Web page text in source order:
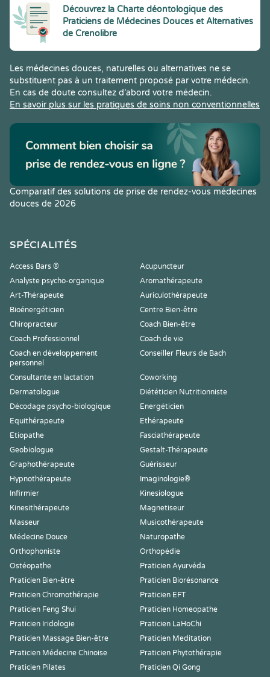
Découvrez la Charte déontologique des
Praticiens de Médecines Douces et Alternatives
de Crenolibre
Les médecines douces, naturelles ou alternatives ne se
substituent pas à un traitement proposé par votre médecin.
En cas de doute consultez d’abord votre médecin.
En savoir plus sur les pratiques de soins non conventionnelles
Comparatif des solutions de prise de rendez-vous médecines
douces de 2026
SPÉCIALITÉS
Access Bars ®
Acupuncteur
Analyste psycho-organique
Aromathérapeute
Art-Thérapeute
Auriculothérapeute
Bioénergéticien
Centre Bien-être
Chiropracteur
Coach Bien-être
Coach Professionnel
Coach de vie
Coach en développement
personnel
Conseiller Fleurs de Bach
Consultante en lactation
Coworking
Dermatologue
Diététicien Nutritionniste
Décodage psycho-biologique
Energéticien
Equithérapeute
Ethérapeute
Etiopathe
Fasciathérapeute
Geobiologue
Gestalt-Thérapeute
Graphothérapeute
Guérisseur
Hypnothérapeute
Imaginologie®
Infirmier
Kinesiologue
Kinesithérapeute
Magnetiseur
Masseur
Musicothérapeute
Médecine Douce
Naturopathe
Orthophoniste
Orthopédie
Ostéopathe
Praticien Ayurvéda
Praticien Bien-être
Praticien Biorésonance
Praticien Chromothérapie
Praticien EFT
Praticien Feng Shui
Praticien Homeopathe
Praticien Iridologie
Praticien LaHoChi
Praticien Massage Bien-être
Praticien Meditation
Praticien Médecine Chinoise
Praticien Phytothérapie
Praticien Pilates
Praticien Qi Gong